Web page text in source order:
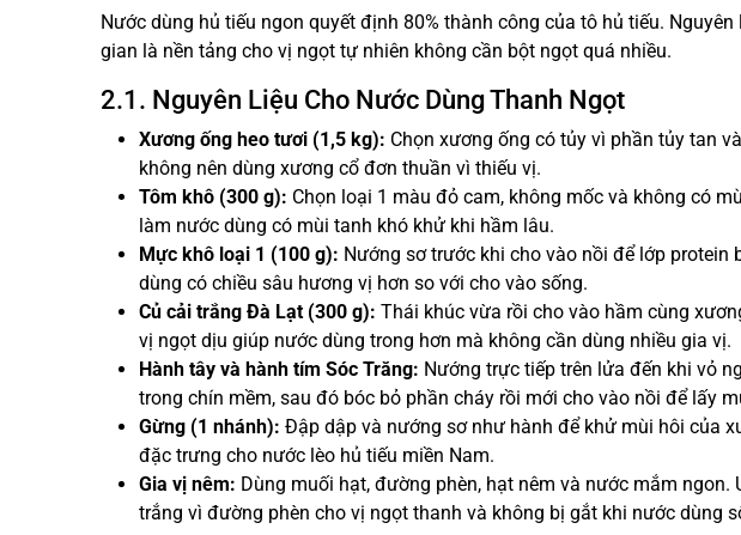
Nước dùng hủ tiếu ngon quyết định 80% thành công của tô hủ tiếu.
gian là nền tảng cho vị ngọt tự nhiên không cần bột ngọt quá nhiều.
2.1. Nguyên Liệu Cho Nước Dùng Thanh Ngọt
Xương ống heo tươi (1,5 kg): Chọn xương ống có tủy vì phần tủy tan
không nên dùng xương cổ đơn thuần vì thiếu vị.
Tôm khô (300 g): Chọn loại 1 màu đỏ cam, không mốc và không có
làm nước dùng có mùi tanh khó khử khi hầm lâu.
Mực khô loại 1 (100 g): Nướng sơ trước khi cho vào nồi để lớp protein
dùng có chiều sâu hương vị hơn so với cho vào sống.
Củ cải trắng Đà Lạt (300 g): Thái khúc vừa rồi cho vào hầm cùng
vị ngọt dịu giúp nước dùng trong hơn mà không cần dùng nhiều gia vị.
Hành tây và hành tím Sóc Trăng: Nướng trực tiếp trên lửa đến khi vỏ
trong chín mềm, sau đó bóc bỏ phần cháy rồi mới cho vào nồi để lấy
Gừng (1 nhánh): Đập dập và nướng sơ như hành để khử mùi hôi của
đặc trưng cho nước lèo hủ tiếu miền Nam.
Gia vị nêm: Dùng muối hạt, đường phèn, hạt nêm và nước mắm
trắng vì đường phèn cho vị ngọt thanh và không bị gắt khi nước dùng